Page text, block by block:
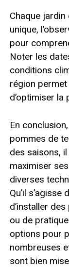
Chaque
unique,
pour
Noter les
conditions
région
d’optimiser la
En
pommes de
des saisons,
maximiser
diverses
Qu’il
d’installer
ou de
options pour
nombreuses
sont bien